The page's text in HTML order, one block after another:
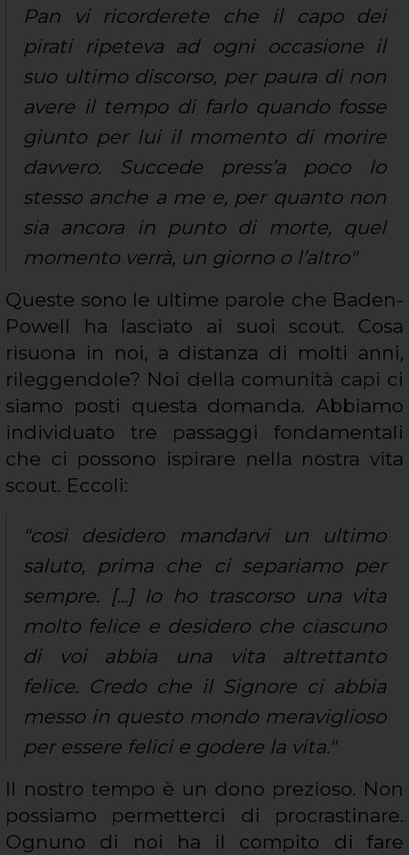
Pan vi ricorderete che il capo dei
pirati ripeteva ad ogni occasione il
suo ultimo discorso, per paura di non
avere il tempo di farlo quando fosse
giunto per lui il momento di morire
davvero. Succede press’a poco lo
stesso anche a me e, per quanto non
sia ancora in punto di morte, quel
momento verrà, un giorno o l’altro"
Queste sono le ultime parole che Baden-
Powell ha lasciato ai suoi scout. Cosa
risuona in noi, a distanza di molti anni,
rileggendole? Noi della comunità capi ci
siamo posti questa domanda. Abbiamo
individuato tre passaggi fondamentali
che ci possono ispirare nella nostra vita
scout. Eccoli:
"così desidero mandarvi un ultimo
saluto, prima che ci separiamo per
sempre. [...] Io ho trascorso una vita
molto felice e desidero che ciascuno
di voi abbia una vita altrettanto
felice. Credo che il Signore ci abbia
messo in questo mondo meraviglioso
per essere felici e godere la vita."
Il nostro tempo è un dono prezioso. Non
possiamo permetterci di procrastinare.
Ognuno di noi ha il compito di fare